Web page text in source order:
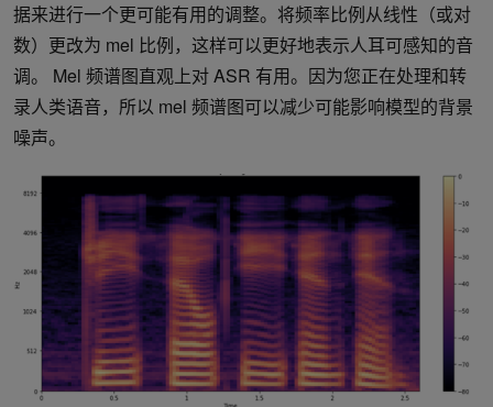
据来进行一个更可能有用的调整。将频率比例从线性（或对
数）更改为 mel 比例，这样可以更好地表示人耳可感知的音
调。 Mel 频谱图直观上对 ASR 有用。因为您正在处理和转
录人类语音，所以 mel 频谱图可以减少可能影响模型的背景
噪声。